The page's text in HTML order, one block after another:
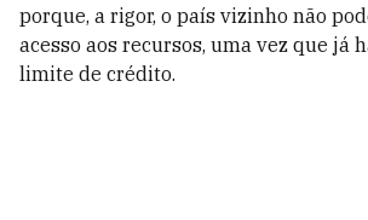
porque, a rigor, o país vizinho não
acesso aos recursos, uma vez que já
limite de crédito.